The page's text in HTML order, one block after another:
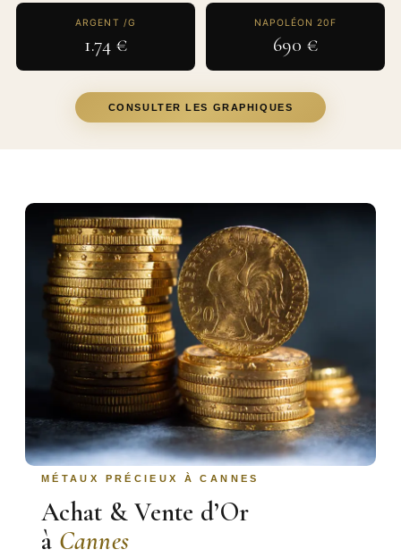
ARGENT /G
1.74 €
NAPOLÉON 20F
690 €
CONSULTER LES GRAPHIQUES
MÉTAUX PRÉCIEUX À CANNES
Achat & Vente d’Or
à Cannes